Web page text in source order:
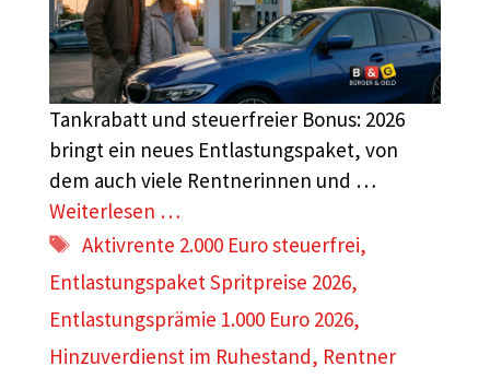
Tankrabatt und steuerfreier Bonus: 2026
bringt ein neues Entlastungspaket, von
dem auch viele Rentnerinnen und …
Weiterlesen …
Schlagwörter
Aktivrente 2.000 Euro steuerfrei,
Entlastungspaket Spritpreise 2026,
Entlastungsprämie 1.000 Euro 2026,
Hinzuverdienst im Ruhestand, Rentner